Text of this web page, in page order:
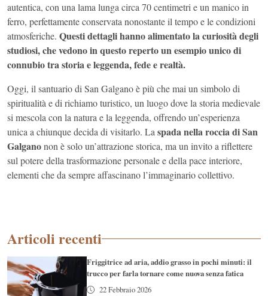
autentica, con una lama lunga circa 70 centimetri e un manico in
ferro, perfettamente conservata nonostante il tempo e le condizioni
atmosferiche. Questi dettagli hanno alimentato la curiosità degli
studiosi, che vedono in questo reperto un esempio unico di
connubio tra storia e leggenda, fede e realtà.
Oggi, il santuario di San Galgano è più che mai un simbolo di
spiritualità e di richiamo turistico, un luogo dove la storia medievale
si mescola con la natura e la leggenda, offrendo un’esperienza
unica a chiunque decida di visitarlo. Laspada nella roccia di San
Galganonon è solo un’attrazione storica, ma un invito a riflettere
sul potere della trasformazione personale e della pace interiore,
elementi che da sempre affascinano l’immaginario collettivo.
Articoli recenti
Friggitrice ad aria, addio grasso in pochi minuti: il
trucco per farla tornare come nuova senza fatica
22 Febbraio 2026